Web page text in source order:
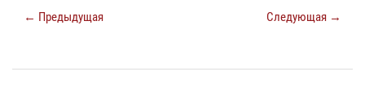
← Предыдущая Следующая →